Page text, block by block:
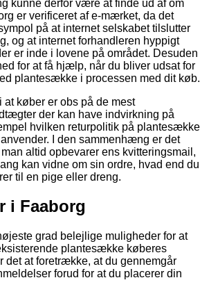
kunne derfor være at finde ud af om
er verificeret af e-mærket, da det
på at internet selskabet tilslutter
og at internet forhandleren hyppigt
er inde i lovene på området. Desuden
for at få hjælp, når du bliver udsat for
plantesække i processen med dit køb.
at køber er obs på de mest
der kan have indvirkning på
hvilken returpolitik på plantesække
I den sammenhæng er det
altid opbevarer ens kvitteringsmail,
kan vidne om sin ordre, hvad end du
til en pige eller dreng.
i Faaborg
grad belejlige muligheder for at
plantesække køberes
det at foretrække, at du gennemgår
forud for at du placerer din